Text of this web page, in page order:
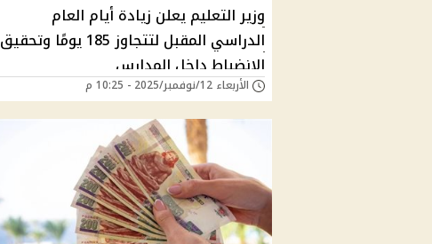
وزير التعليم يعلن زيادة أيام العام
الدراسي المقبل لتتجاوز 185 يومًا وتحقيق
الانضباط داخل المدارس
الأربعاء 12/نوفمبر/2025 - 10:25 م